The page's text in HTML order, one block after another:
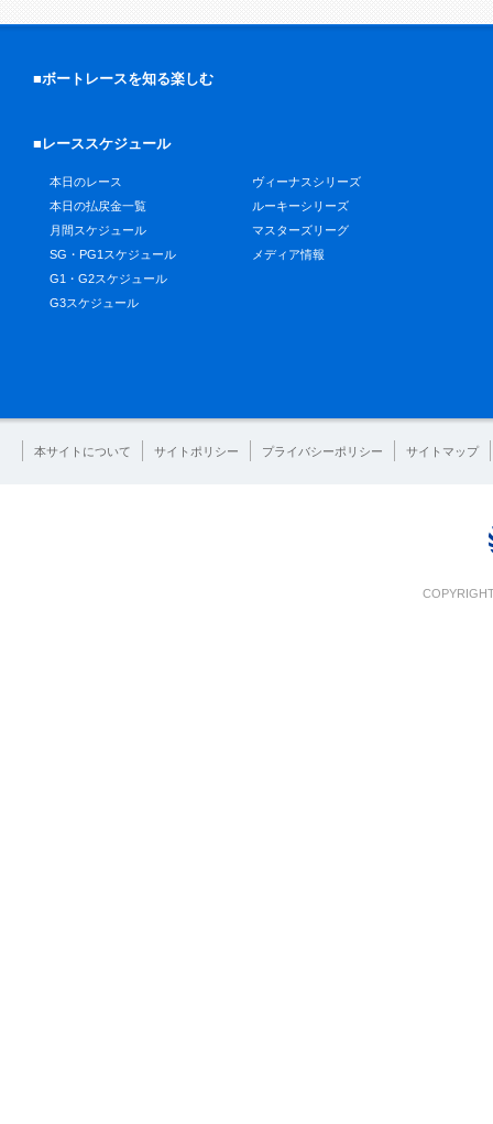
■ボートレースを知る楽しむ
■レーススケジュール
本日のレース
本日の払戻金一覧
月間スケジュール
SG・PG1スケジュール
G1・G2スケジュール
G3スケジュール
ヴィーナスシリーズ
ルーキーシリーズ
マスターズリーグ
メディア情報
本サイトについて サイトポリシー プライバシーポリシー サイトマップ